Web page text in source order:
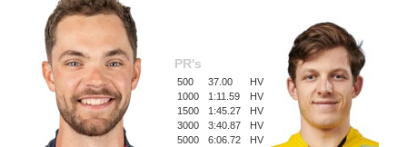
PR's
500 37.00
HV
1000
1:11.59
HV
1500
1:45.27
HV
3000
3:40.87
HV
5000
6:06.72
HV